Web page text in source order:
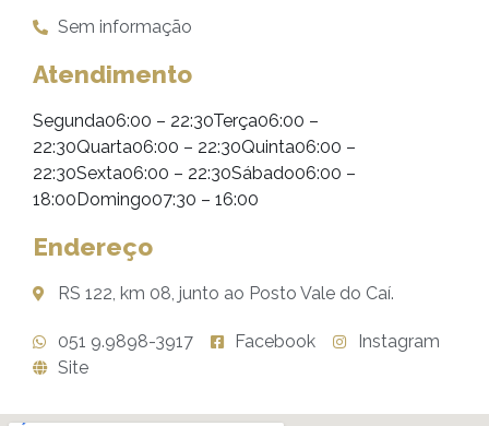
Sem informação
Atendimento
Segunda06:00 – 22:30Terça06:00 –
22:30Quarta06:00 – 22:30Quinta06:00 –
22:30Sexta06:00 – 22:30Sábado06:00 –
18:00Domingo07:30 – 16:00
Endereço
RS 122, km 08, junto ao Posto Vale do Caí.
051 9.9898-3917 Facebook
Instagram
Site